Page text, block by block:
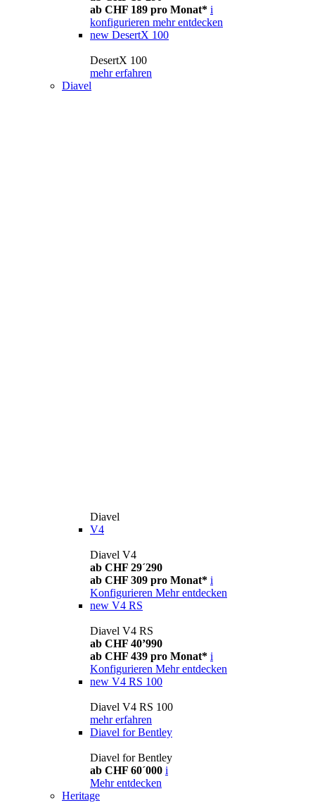
ab CHF 189 pro Monat* i
konfigurieren mehr entdecken
new DesertX 100
DesertX 100
mehr erfahren
Diavel
Diavel
V4
Diavel V4
ab CHF 29´290
ab CHF 309 pro Monat* i
Konfigurieren Mehr entdecken
new V4 RS
Diavel V4 RS
ab CHF 40’990
ab CHF 439 pro Monat* i
Konfigurieren Mehr entdecken
new V4 RS 100
Diavel V4 RS 100
mehr erfahren
Diavel for Bentley
Diavel for Bentley
ab CHF 60´000 i
Mehr entdecken
Heritage